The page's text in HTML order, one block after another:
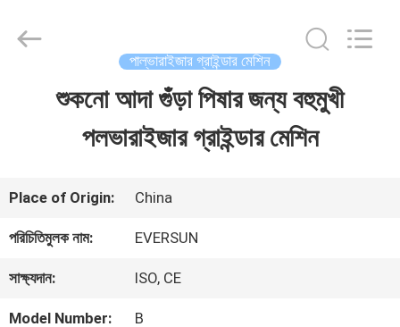
VR
প্রদর্শন
(Henan)
পাল্ভারাইজার গ্রাইন্ডার মেশিন
শুকনো আদা গুঁড়া পিষার জন্য বহুমুখী
পলভারাইজার গ্রাইন্ডার মেশিন
Place of Origin: China
পরিচিতিমুলক নাম: EVERSUN
সাক্ষ্যদান: ISO, CE
Model Number: B